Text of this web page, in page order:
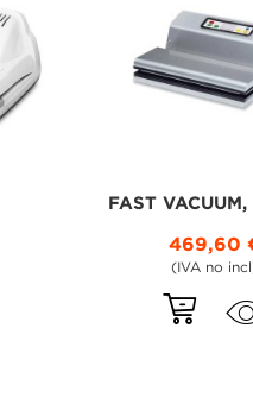
FAST VACUUM,
469,60
(IVA no